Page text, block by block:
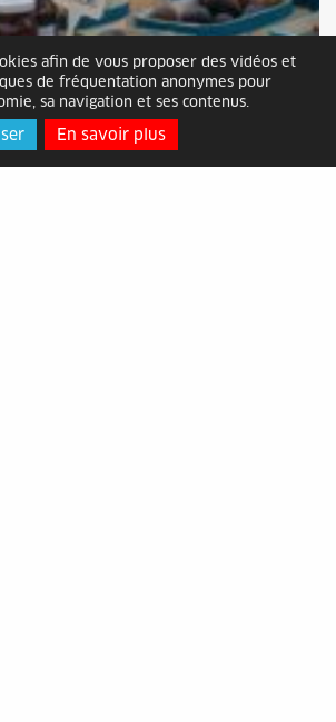
afin de vous proposer des vidéos et
de fréquentation anonymes pour
sa navigation et ses contenus.
En savoir plus